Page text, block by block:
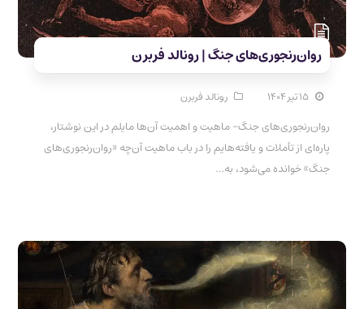
روان‌رنجوری‌های جنگ | رونالد فربرن
۱۵ تیر ۱۴۰۴ رونالد فربرن
روان‌رنجوری‌های جنگ- ماهیت و اهمیت آن‌ها مایلم در این نوشتار،
پاره‌ای از تأملات و یافته‌هایم را در باب ماهیت آن‌چه «روان‌رنجوری‌های
جنگ» خوانده می‌شود، به…